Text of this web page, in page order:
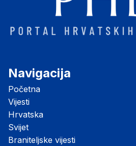
Navigacija
Početna
Vijesti
Hrvatska
Svijet
Braniteljske vijesti